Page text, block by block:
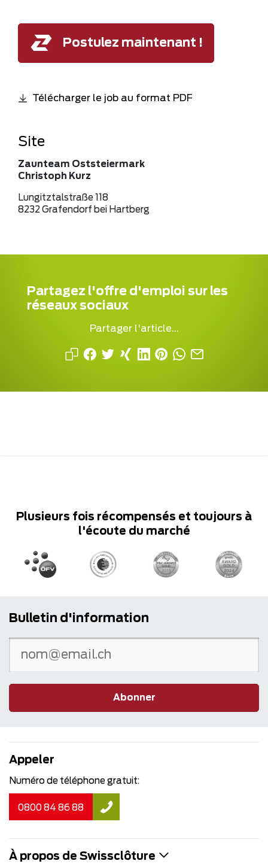
Postulez maintenant !
Télécharger le job au format PDF
Site
Zaunteam Oststeiermark
Christoph Kurz
Lungitztalstraße 118
8232 Grafendorf bei Hartberg
Partagez l'offre d'emploi sur les
réseaux sociaux
Partager l'article...
Plusieurs fois récompensés et toujours à
l'écoute du marché
Bulletin d'information
Abonner
Appeler
Numéro de téléphone gratuit:
0800 84 86 88
À propos de Swissclôture